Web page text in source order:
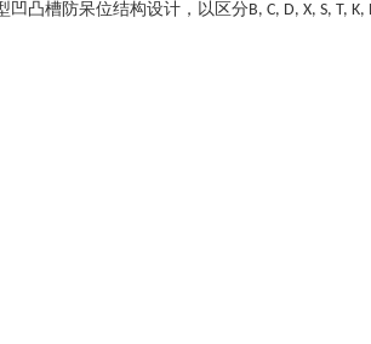
凸槽防呆位结构设计，以区分B, C, D, X, S, T, K,